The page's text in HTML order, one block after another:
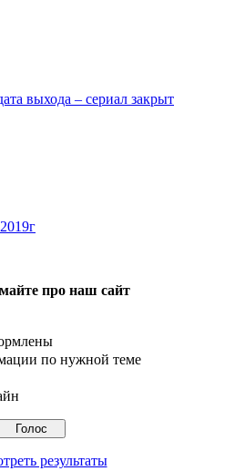
выхода – сериал закрыт
про наш сайт
по нужной теме
результаты